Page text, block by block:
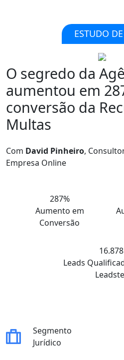
ESTUDO
O segredo da
aumentou em
conversão da
Multas
Com David Pinheiro,
Empresa Online
287%
Aumento em
Conversão
16.878
Leads
Segmento
Jurídico